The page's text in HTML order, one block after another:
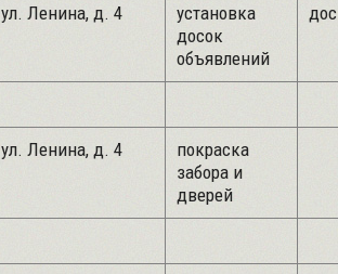
ул. Ленина, д. 4
установка
досок
объявлений
ул. Ленина, д. 4
покраска
забора и
дверей